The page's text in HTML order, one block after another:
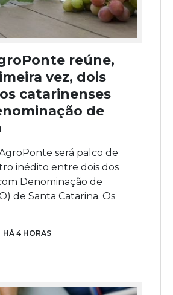
reúne,
vez, dois
catarinenses
de
AgroPonte será palco de
inédito entre dois dos
Denominação de
de Santa Catarina. Os
HÁ 4 HORAS